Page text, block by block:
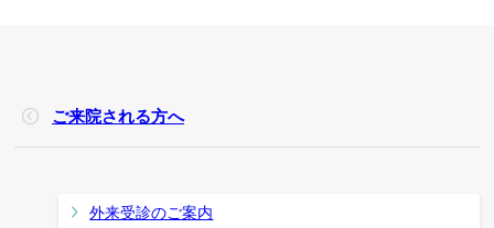
ご来院される方へ
外来受診のご案内